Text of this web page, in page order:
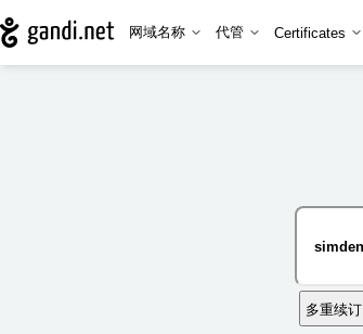
网域名称 代管 Certificates
多重续订